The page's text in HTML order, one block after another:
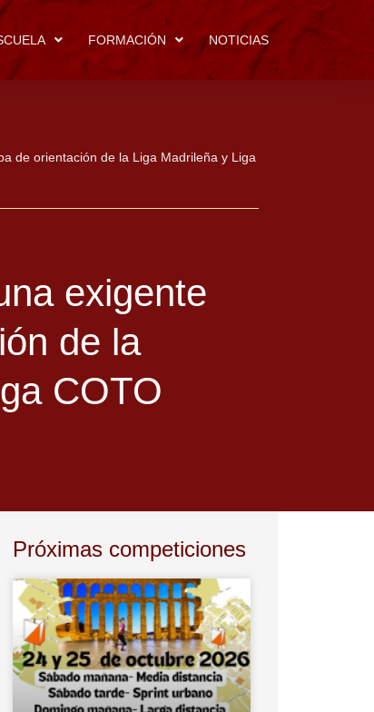
FORMACIÓN NOTICIAS
de orientación de la Liga Madrileña y Liga
exigente
de la
COTO
Próximas competiciones